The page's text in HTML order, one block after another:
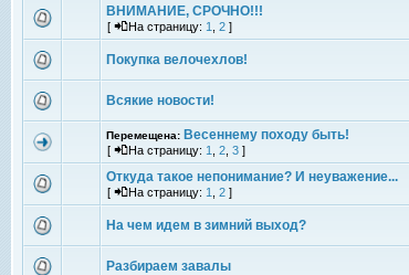
ВНИМАНИЕ, СРОЧНО!!!
[ На страницу: 1 2 ]
Покупка велочехлов!
Всякие новости!
Перемещена: Весеннему походу быть!
[ На страницу: 1 2 3 ]
Откуда такое непонимание? И неуважение...
[ На страницу: 1 2 ]
На чем идем в зимний выход?
Разбираем завалы